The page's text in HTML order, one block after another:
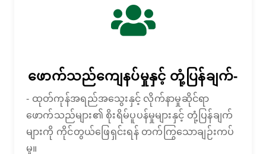
ဖောက်သည်ကျေနပ်မှုနှင့် တုံ့ပြန်ချက်-
- ထုတ်ကုန်အရည်အသွေးနှင့် လိုက်နာမှုဆိုင်ရာ
ဖောက်သည်များ၏ စိုးရိမ်ပူပန်မှုများနှင့် တုံ့ပြန်ချက်
များကို ကိုင်တွယ်ဖြေရှင်းရန် တက်ကြွသောချဉ်းကပ်
မှု။